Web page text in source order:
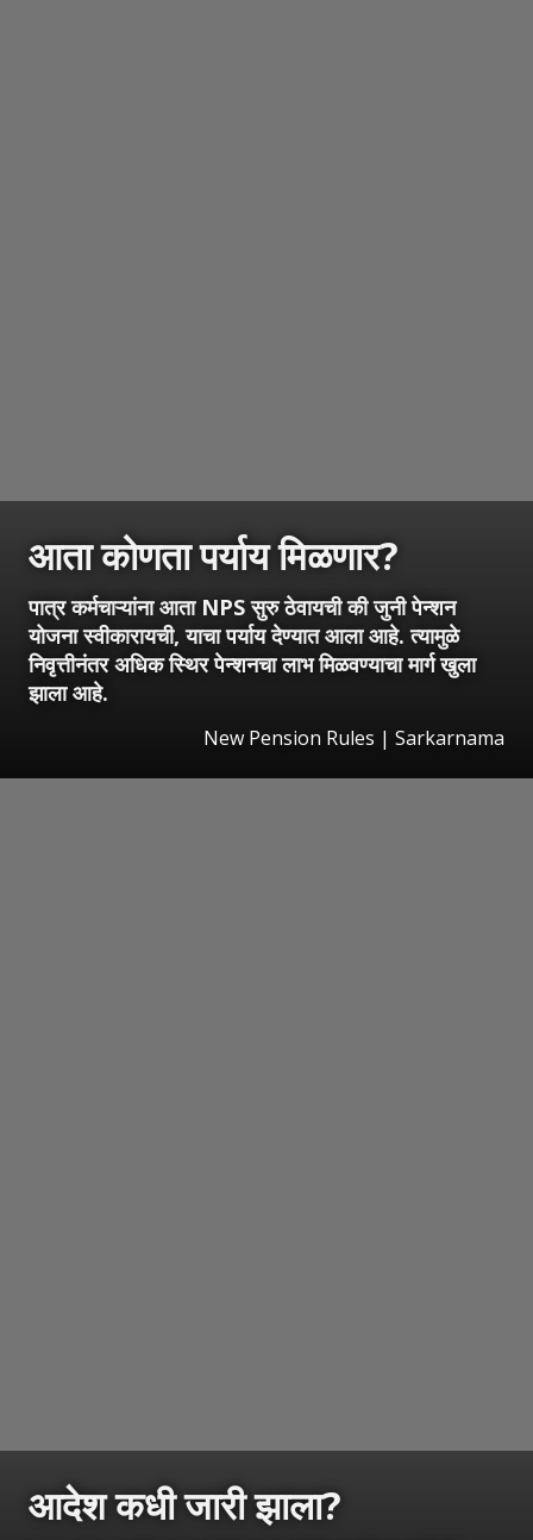
आता कोणता पर्याय मिळणार?
पात्र कर्मचाऱ्यांना आता NPS सुरु ठेवायची की जुनी पेन्शन
योजना स्वीकारायची, याचा पर्याय देण्यात आला आहे. त्यामुळे
निवृत्तीनंतर अधिक स्थिर पेन्शनचा लाभ मिळवण्याचा मार्ग खुला
झाला आहे.
New Pension Rules | Sarkarnama
आदेश कधी जारी झाला?